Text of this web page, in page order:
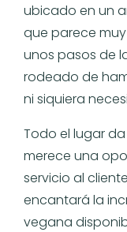
ubicado en un
que parece
unos pasos de
rodeado de
ni siquiera
Todo el lugar
merece una
servicio al
encantará la
vegana